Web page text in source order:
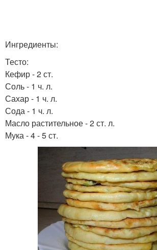
Ингредиенты:
Тесто:
Кефир - 2 ст.
Соль - 1 ч. л.
Сахар - 1 ч. л.
Сода - 1 ч. л.
Масло растительное - 2 ст. л.
Мука - 4 - 5 ст.